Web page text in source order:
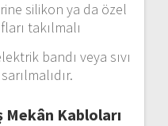
silikon ya da özel
takılmalı
bandı veya sıvı
sarılmalıdır.
Mekân Kabloları